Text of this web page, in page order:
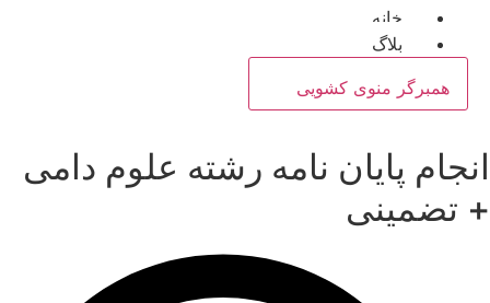
خانه
بلاگ
همبرگر منوی کشویی
انجام پایان نامه رشته علوم دامی
+ تضمینی